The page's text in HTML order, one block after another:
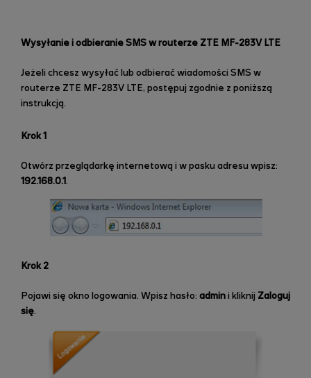
Wysyłanie i odbieranie SMS w routerze ZTE MF-283V LTE
Jeżeli chcesz wysyłać lub odbierać wiadomości SMS w
routerze ZTE MF-283V LTE, postępuj zgodnie z poniższą
instrukcją.
Krok 1
Otwórz przeglądarkę internetową i w pasku adresu wpisz:
192.168.0.1.
Krok 2
Pojawi się okno logowania. Wpisz hasło: admini kliknij Zaloguj
się.